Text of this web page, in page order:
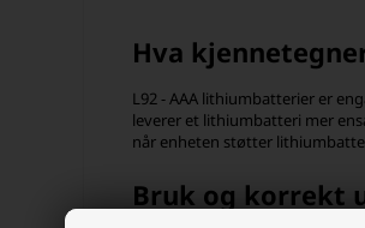
Hva
L92 - AAA lithiumbatterier er
leverer et lithiumbatteri mer
når enheten støtter
Bruk og korrekt